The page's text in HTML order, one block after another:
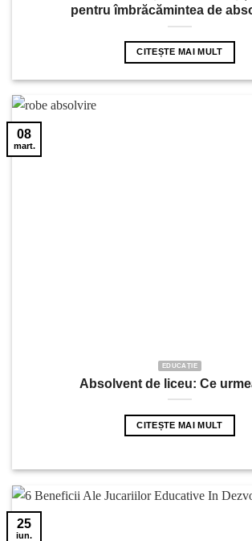
pentru îmbrăcămintea de
CITEȘTE MAI MULT
EDUCAȚIE
Absolvent de liceu: Ce
CITEȘTE MAI MULT
08
mart.
25
iun.